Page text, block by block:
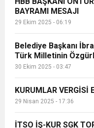
BAYRAMI MESAJI
29 Ekim 2025 - 06:19
Belediye Başkanı
Türk Milletinin
30 Ekim 2025 - 03:47
KURUMLAR VERGİSİ
29 Nisan 2025 - 17:36
İTSO İŞ-KUR SGK